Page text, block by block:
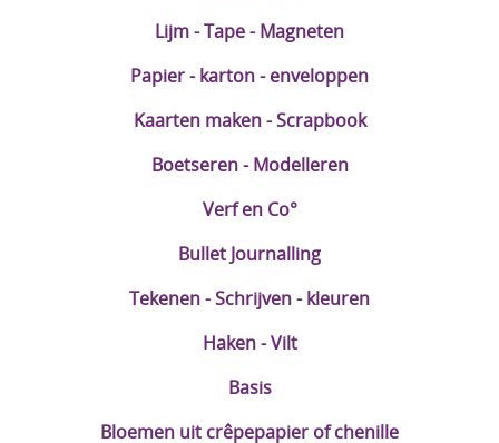
Lijm - Tape - Magneten
Papier - karton - enveloppen
Kaarten maken - Scrapbook
Boetseren - Modelleren
Verf en Co°
Bullet Journalling
Tekenen - Schrijven - kleuren
Haken - Vilt
Basis
Bloemen uit crêpepapier of chenille